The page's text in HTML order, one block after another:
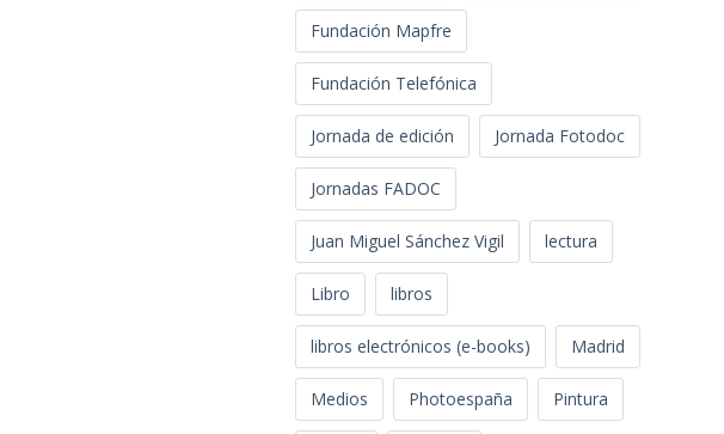
Fundación Mapfre
Fundación Telefónica
Jornada de edición Jornada Fotodoc
Jornadas FADOC
Juan Miguel Sánchez Vigil lectura
Libro libros
libros electrónicos (e-books) Madrid
Medios Photoespaña Pintura